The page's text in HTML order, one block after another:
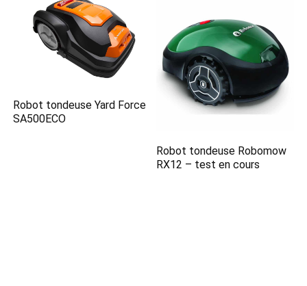
Robot tondeuse Yard Force
SA500ECO
Robot tondeuse Robomow
RX12 – test en cours